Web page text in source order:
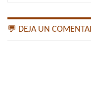
💬 DEJA UN